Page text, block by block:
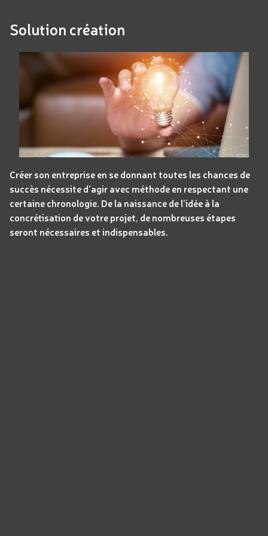
Solution création
Créer son entreprise en se donnant toutes les chances de
succès nécessite d’agir avec méthode en respectant une
certaine chronologie. De la naissance de l’idée à la
concrétisation de votre projet, de nombreuses étapes
seront nécessaires et indispensables.